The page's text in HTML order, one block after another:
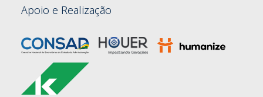
Apoio e Realização